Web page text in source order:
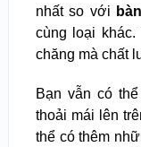
nhất so với
cùng loại
chăng mà chất
Bạn vẫn có
thoải mái lên
thể có thêm